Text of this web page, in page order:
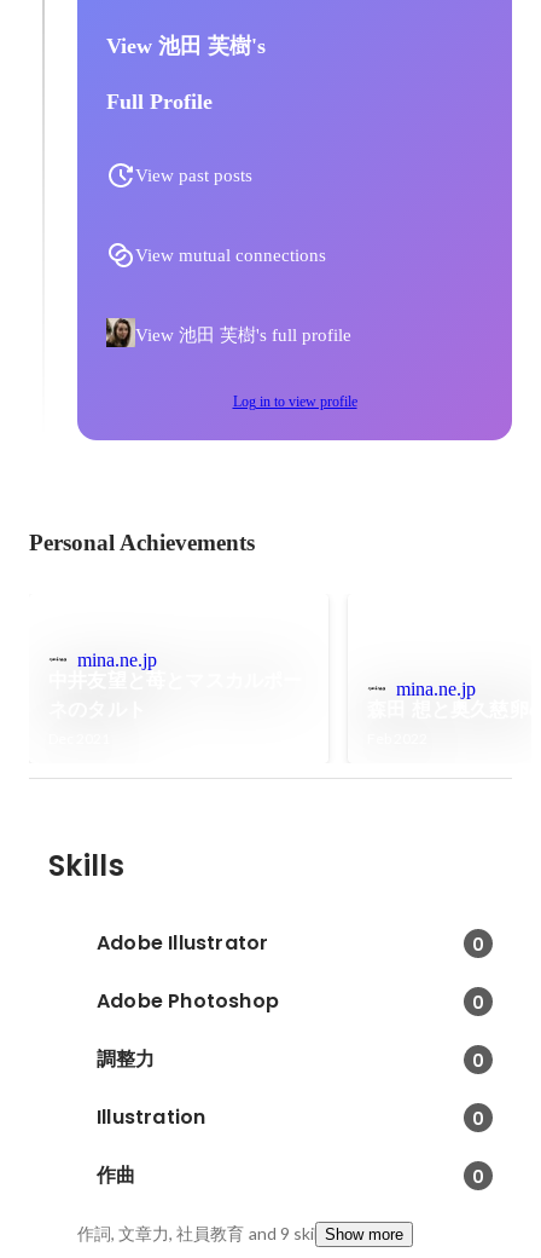
View 池田 芙樹's
Full Profile
View past posts
View mutual connections
View 池田 芙樹's full profile
Log in to view profile
Personal Achievements
mina.ne.jp
mina.ne.jp
Skills
Adobe Illustrator 0
Adobe Photoshop 0
調整力 0
Illustration 0
作曲 0
作詞, 文章力, 社員教育 and 9 skillsShow more